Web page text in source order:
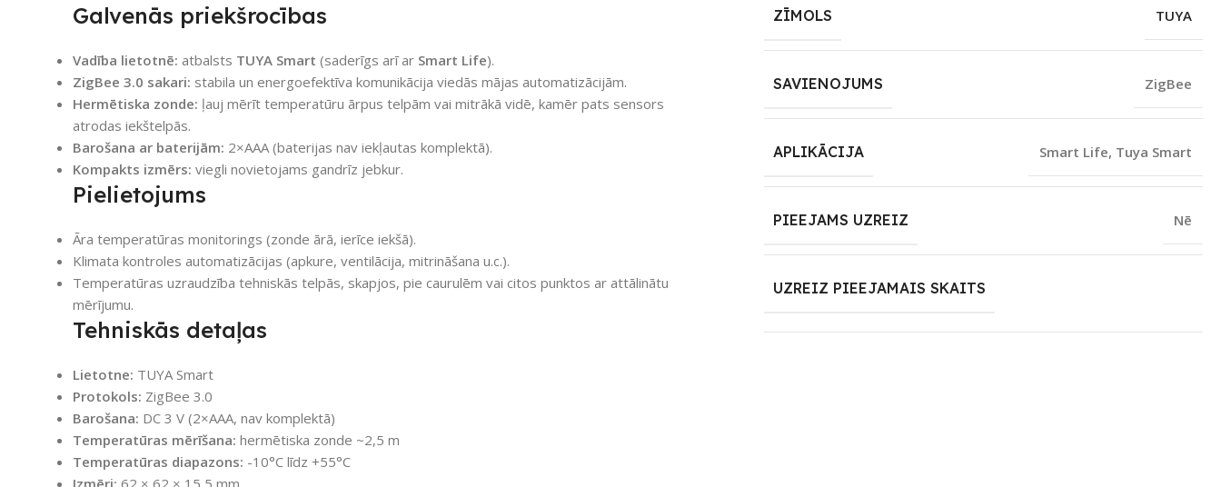
Galvenās priekšrocības
Vadība lietotnē: atbalsts TUYA Smart (saderīgs arī ar Smart Life).
ZigBee 3.0 sakari: stabila un energoefektīva komunikācija viedās mājas automatizācijām.
Hermētiska zonde: ļauj mērīt temperatūru ārpus telpām vai mitrākā vidē, kamēr pats sensors
atrodas iekštelpās.
Barošana ar baterijām: 2×AAA (baterijas nav iekļautas komplektā).
Kompakts izmērs: viegli novietojams gandrīz jebkur.
Pielietojums
Āra temperatūras monitorings (zonde ārā, ierīce iekšā).
Klimata kontroles automatizācijas (apkure, ventilācija, mitrināšana u.c.).
Temperatūras uzraudzība tehniskās telpās, skapjos, pie caurulēm vai citos punktos ar attālinātu
mērījumu.
Tehniskās detaļas
Lietotne: TUYA Smart
Protokols: ZigBee 3.0
Barošana: DC 3 V (2×AAA, nav komplektā)
Temperatūras mērīšana: hermētiska zonde ~2,5 m
Temperatūras diapazons: -10°C līdz +55°C
Izmēri: 62 × 62 × 15,5 mm
ZĪMOLS TUYA
SAVIENOJUMS ZigBee
APLIKĀCIJA Smart Life, Tuya Smart
PIEEJAMS UZREIZ Nē
UZREIZ PIEEJAMAIS SKAITS